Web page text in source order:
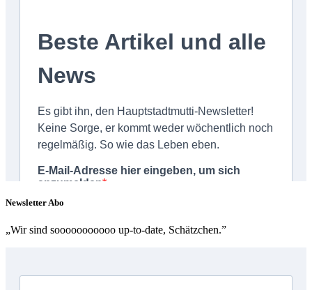
Newsletter Abo
„Wir sind sooooooooooo up-to-date, Schätzchen.”